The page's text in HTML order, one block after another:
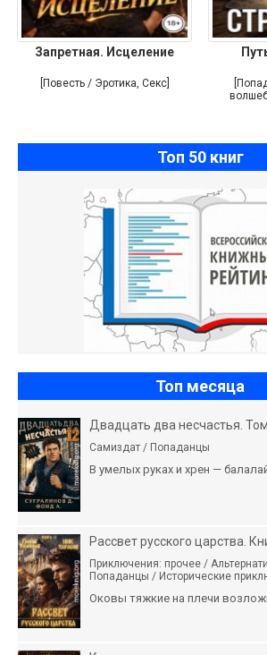
Запретная. Исцеление
[Повесть / Эротика, Секс]
Топ 50 книг
Топ месяца
Двадцать два несчастья.
Самиздат / Попаданцы
В умелых руках и хрен —
Рассвет русского царства.
Приключения: прочее /
Попаданцы / Исторические
Оковы тяжкие на плечи